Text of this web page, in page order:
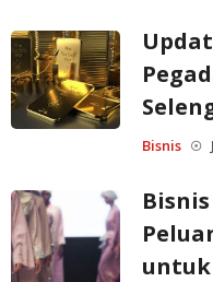
Bisnis ☉